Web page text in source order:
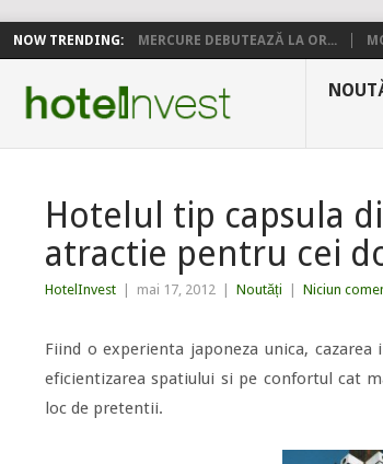
NOW TRENDING: MERCURE DEBUTEAZĂ LA OR...
Hotelul tip capsula
atractie pentru cei
HotelInvest mai 17, 2012 Noutăți Niciun
Fiind o experienta japoneza unica,
eficientizarea spatiului si pe confortul cat
loc de pretentii.